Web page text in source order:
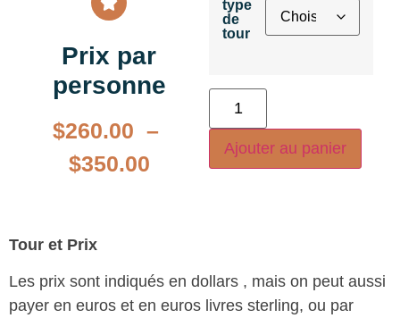
Prix par
personne
$260.00 –
$350.00
type
de
tour
Ajouter au panier
Tour et Prix
Les prix sont indiqués en dollars , mais on peut aussi
payer en euros et en euros livres sterling, ou par